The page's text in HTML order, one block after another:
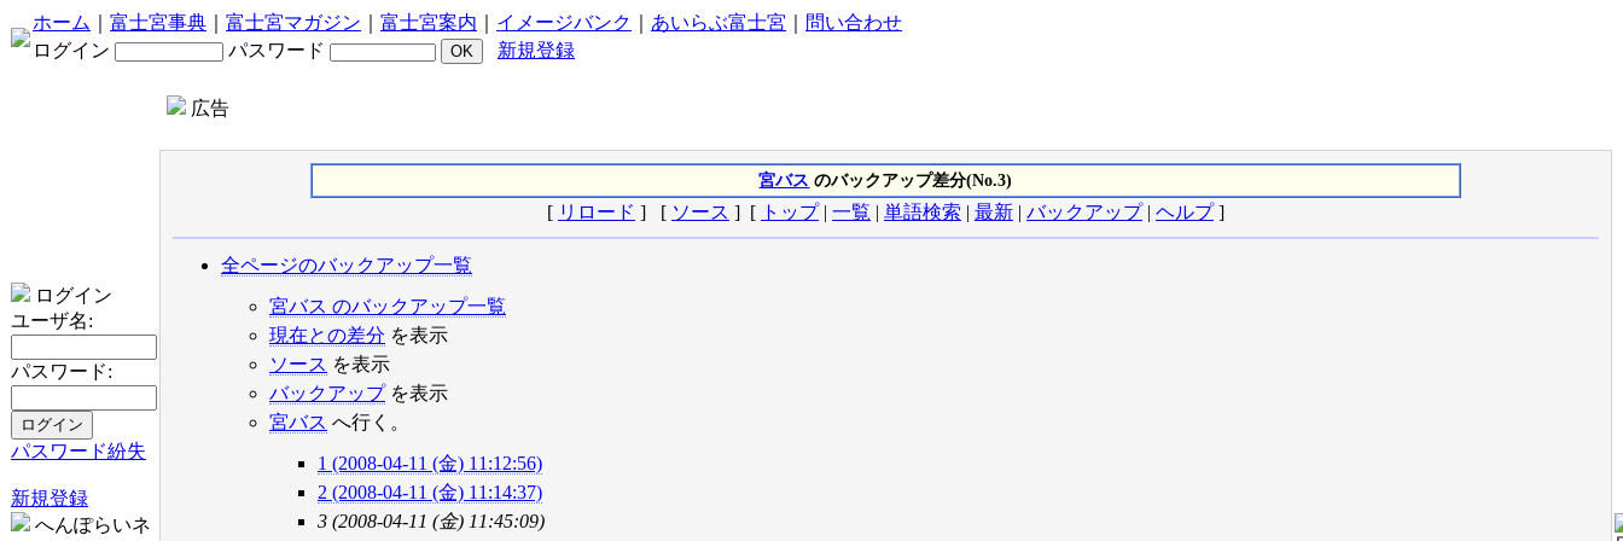
ホーム 富士宮事典 富士宮マガジン 富士宮案内 イメージバンク あいらぶ富士宮
問い合わせ
ログイン
パスワード 新規登録
ログイン
ユーザ名:
パスワード:
パスワード紛失
新規登録
へんぽらいネ
広告
宮バス のバックアップ差分(No.3)
[ リロード ] [ ソース ] [ トップ| 一覧 | 単語検索 | 最新 | バックアップ| ヘルプ]
全ページのバックアップ一覧
宮バス のバックアップ一覧
現在との差分 を表示
ソース を表示
バックアップを表示
宮バス へ行く。
1 (2008-04-11 (金) 11:12:56)
2 (2008-04-11 (金) 11:14:37)
3 (2008-04-11 (金) 11:45:09)